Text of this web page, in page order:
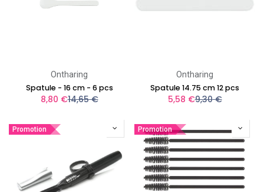
Ontharing
Spatule - 16 cm - 6 pcs
8,80 €14,65€
Ontharing
Spatule 14.75 cm 12 pcs
5,58 €9,30€
Promotion Promotion